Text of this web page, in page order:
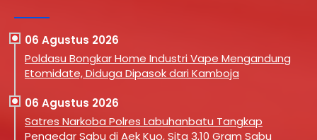
06 Agustus 2026
Poldasu Bongkar Home Industri Vape Mengandung
Etomidate, Diduga Dipasok dari Kamboja
06 Agustus 2026
Satres Narkoba Polres Labuhanbatu Tangkap
Pengedar Sabu di Aek Kuo, Sita 3,10 Gram Sabu